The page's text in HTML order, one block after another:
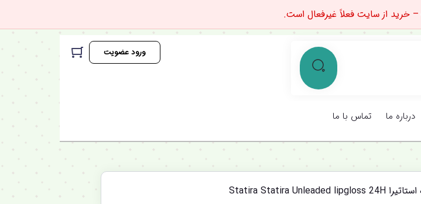
– خرید از سایت فعلاً غیرفعال است.
ورود عضویت
درباره ما تماس با ما